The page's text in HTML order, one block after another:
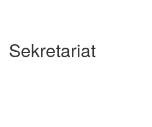
Sekretariat